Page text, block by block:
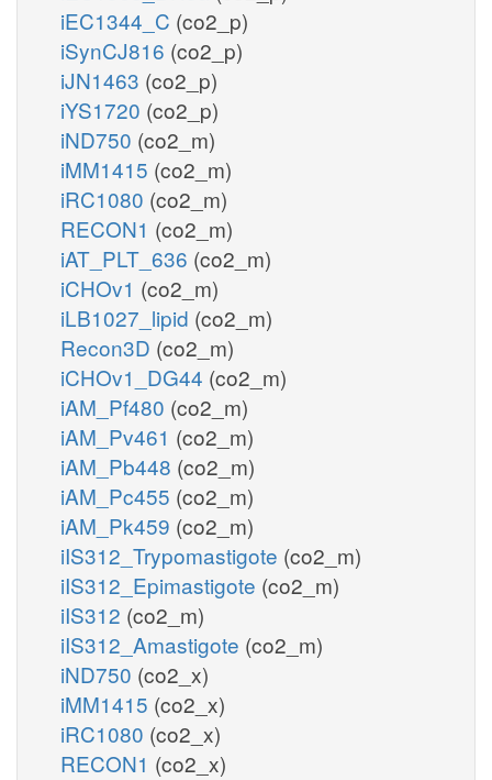
iEC1344_C (co2_p)
iSynCJ816 (co2_p)
iJN1463 (co2_p)
iYS1720 (co2_p)
iND750 (co2_m)
iMM1415 (co2_m)
iRC1080 (co2_m)
RECON1 (co2_m)
iAT_PLT_636 (co2_m)
iCHOv1 (co2_m)
iLB1027_lipid (co2_m)
Recon3D (co2_m)
iCHOv1_DG44 (co2_m)
iAM_Pf480 (co2_m)
iAM_Pv461 (co2_m)
iAM_Pb448 (co2_m)
iAM_Pc455 (co2_m)
iAM_Pk459 (co2_m)
iIS312_Trypomastigote (co2_m)
iIS312_Epimastigote (co2_m)
iIS312 (co2_m)
iIS312_Amastigote (co2_m)
iND750 (co2_x)
iMM1415 (co2_x)
iRC1080 (co2_x)
RECON1 (co2_x)